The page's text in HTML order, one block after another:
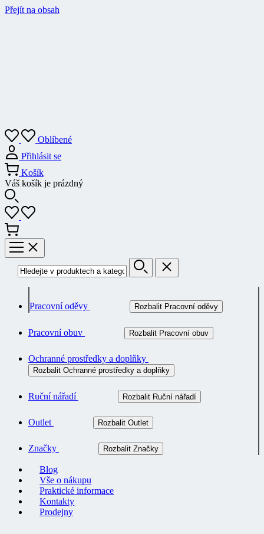
Přejít na obsah
Oblíbené
Přihlásit se
Košík
Váš košík je prázdný
Pracovní oděvy Rozbalit Pracovní oděvy
Pracovní obuv Rozbalit Pracovní obuv
Ochranné prostředky a doplňky
Rozbalit Ochranné prostředky a doplňky
Ruční nářadí Rozbalit Ruční nářadí
Outlet Rozbalit Outlet
Značky Rozbalit Značky
Blog
Vše o nákupu
Praktické informace
Kontakty
Prodejny